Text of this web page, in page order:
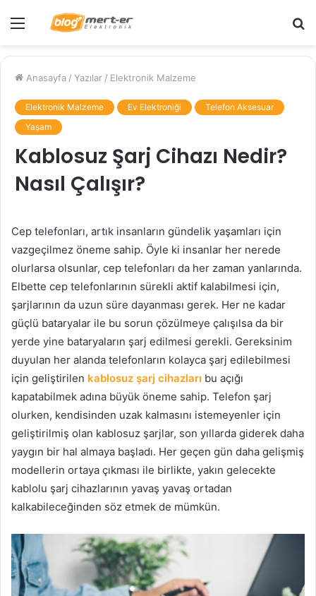
Menü
Anasayfa / Yazılar / Elektronik Malzeme
Elektronik Malzeme Ev Elektroniği
Telefon Aksesuar
Yaşam
Kablosuz Şarj Cihazı Nedir?
Nasıl Çalışır?
Cep telefonları, artık insanların gündelik yaşamları için
vazgeçilmez öneme sahip. Öyle ki insanlar her nerede
olurlarsa olsunlar, cep telefonları da her zaman yanlarında.
Elbette cep telefonlarının sürekli aktif kalabilmesi için,
şarjlarının da uzun süre dayanması gerek. Her ne kadar
güçlü bataryalar ile bu sorun çözülmeye çalışılsa da bir
yerde yine bataryaların şarj edilmesi gerekli. Gereksinim
duyulan her alanda telefonların kolayca şarj edilebilmesi
için geliştirilen kablosuz şarj cihazları bu açığı
kapatabilmek adına büyük öneme sahip. Telefon şarj
olurken, kendisinden uzak kalmasını istemeyenler için
geliştirilmiş olan kablosuz şarjlar, son yıllarda giderek daha
yaygın bir hal almaya başladı. Her geçen gün daha gelişmiş
modellerin ortaya çıkması ile birlikte, yakın gelecekte
kablolu şarj cihazlarının yavaş yavaş ortadan
kalkabileceğinden söz etmek de mümkün.